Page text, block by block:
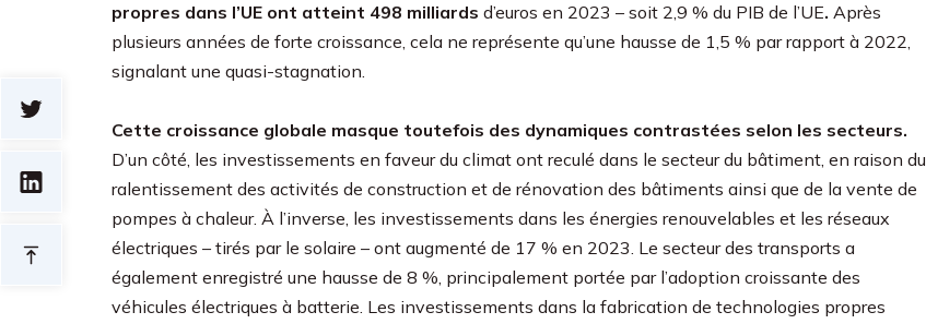
propres dans l’UE ont atteint 498 milliards d’euros en 2023 – soit 2,9 % du PIB de l’UE. Après
plusieurs années de forte croissance, cela ne représente qu’une hausse de 1,5 % par rapport à 2022,
signalant une quasi-stagnation.
Cette croissance globale masque toutefois des dynamiques contrastées selon les secteurs.
D’un côté, les investissements en faveur du climat ont reculé dans le secteur du bâtiment, en raison du
ralentissement des activités de construction et de rénovation des bâtiments ainsi que de la vente de
pompes à chaleur. À l’inverse, les investissements dans les énergies renouvelables et les réseaux
électriques – tirés par le solaire – ont augmenté de 17 % en 2023. Le secteur des transports a
également enregistré une hausse de 8 %, principalement portée par l’adoption croissante des
véhicules électriques à batterie. Les investissements dans la fabrication de technologies propres